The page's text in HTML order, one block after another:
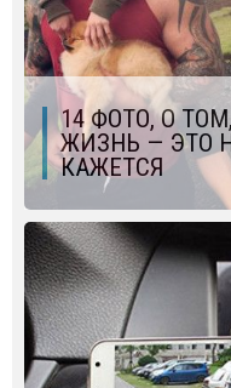
14 ФОТО, О
ЖИЗНЬ — ЭТО
КАЖЕТСЯ